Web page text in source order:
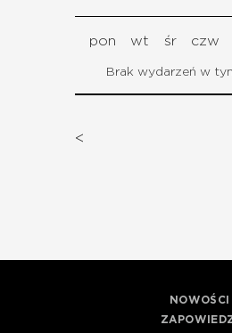
pon wt śr czw
Brak wydarzeń w
<
NOWOŚCI